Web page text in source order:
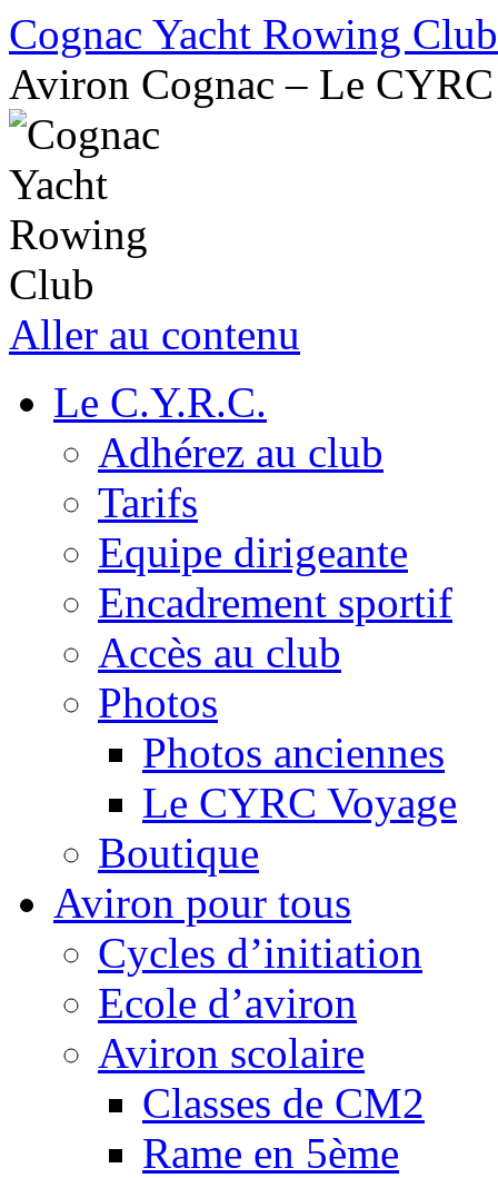
Cognac Yacht Rowing Club
Aviron Cognac – Le CYRC
Aller au contenu
Le C.Y.R.C.
Adhérez au club
Tarifs
Equipe dirigeante
Encadrement sportif
Accès au club
Photos
Photos anciennes
Le CYRC Voyage
Boutique
Aviron pour tous
Cycles d’initiation
Ecole d’aviron
Aviron scolaire
Classes de CM2
Rame en 5ème